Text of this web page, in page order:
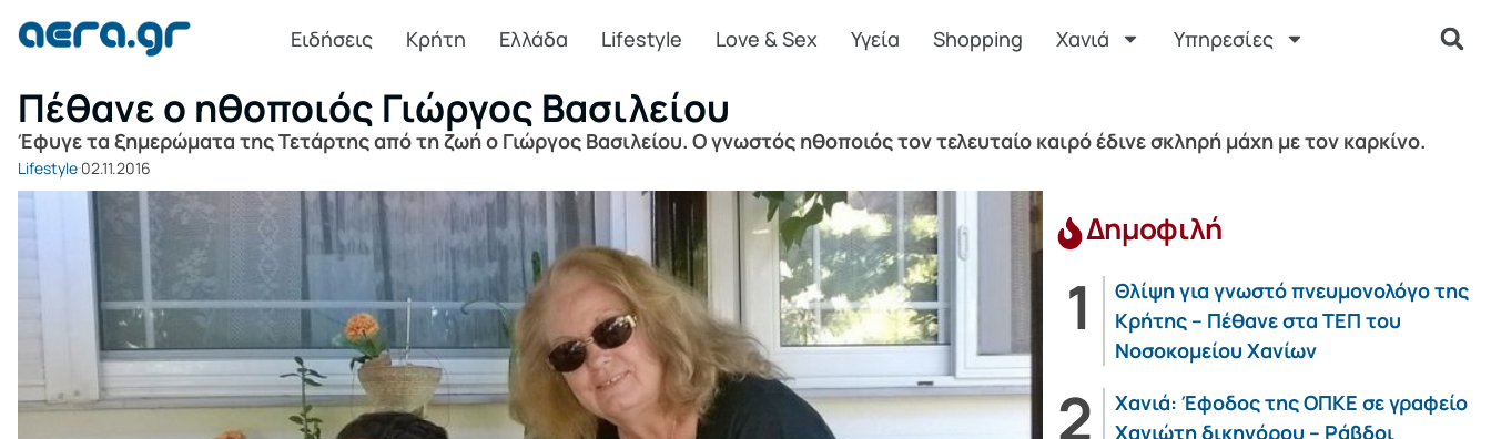
Ειδήσεις Κρήτη Ελλάδα Lifestyle Love & Sex Υγεία Shopping Χανιά Υπηρεσίες
Πέθανε ο ηθοποιός Γιώργος Βασιλείου
Έφυγε τα ξημερώματα της Τετάρτης από τη ζωή ο Γιώργος Βασιλείου. Ο γνωστός ηθοποιός τον τελευταίο καιρό έδινε σκληρή μάχη με τον καρκίνο.
Lifestyle 02.11.2016
Δημοφιλή
Θλίψη για γνωστό πνευμονολόγο της
Κρήτης – Πέθανε στα ΤΕΠ του
Νοσοκομείου Χανίων
Χανιά: Έφοδος της ΟΠΚΕ σε γραφείο
Χανιώτη δικηγόρου – Ράβδοι